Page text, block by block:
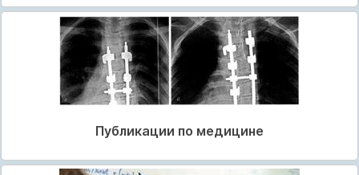
Публикации по медицине